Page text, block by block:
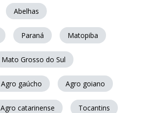
Abelhas
Paraná Matopiba
Mato Grosso do Sul
Agro gaúcho Agro goiano
Agro catarinense Tocantins